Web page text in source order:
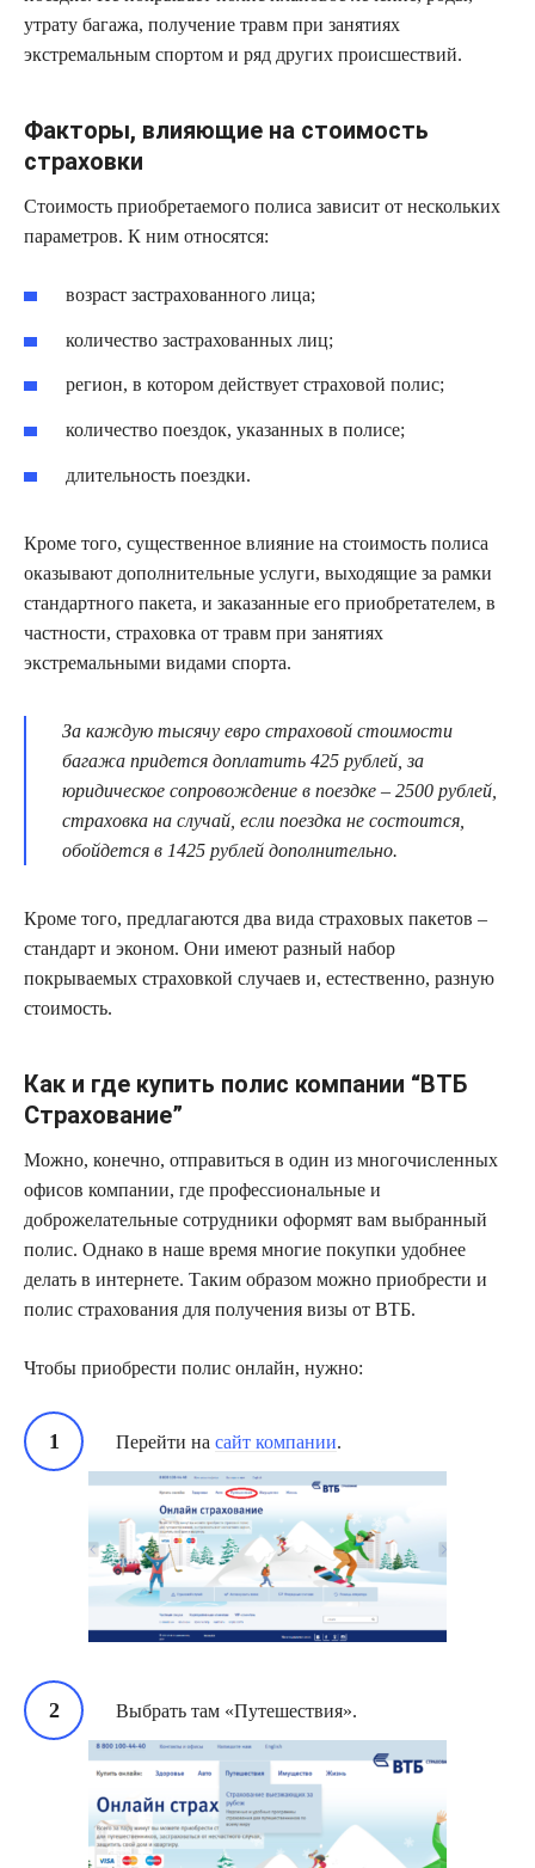
утрату багажа, получение травм при занятиях
экстремальным спортом и ряд других происшествий.
Факторы, влияющие на стоимость
страховки
Стоимость приобретаемого полиса зависит от нескольких
параметров. К ним относятся:
возраст застрахованного лица;
количество застрахованных лиц;
регион, в котором действует страховой полис;
количество поездок, указанных в полисе;
длительность поездки.
Кроме того, существенное влияние на стоимость полиса
оказывают дополнительные услуги, выходящие за рамки
стандартного пакета, и заказанные его приобретателем, в
частности, страховка от травм при занятиях
экстремальными видами спорта.
За каждую тысячу евро страховой стоимости
багажа придется доплатить 425 рублей, за
юридическое сопровождение в поездке – 2500 рублей,
страховка на случай, если поездка не состоится,
обойдется в 1425 рублей дополнительно.
Кроме того, предлагаются два вида страховых пакетов –
стандарт и эконом. Они имеют разный набор
покрываемых страховкой случаев и, естественно, разную
стоимость.
Как и где купить полис компании “ВТБ
Страхование”
Можно, конечно, отправиться в один из многочисленных
офисов компании, где профессиональные и
доброжелательные сотрудники оформят вам выбранный
полис. Однако в наше время многие покупки удобнее
делать в интернете. Таким образом можно приобрести и
полис страхования для получения визы от ВТБ.
Чтобы приобрести полис онлайн, нужно:
Перейти на сайт компании.
Выбрать там «Путешествия».